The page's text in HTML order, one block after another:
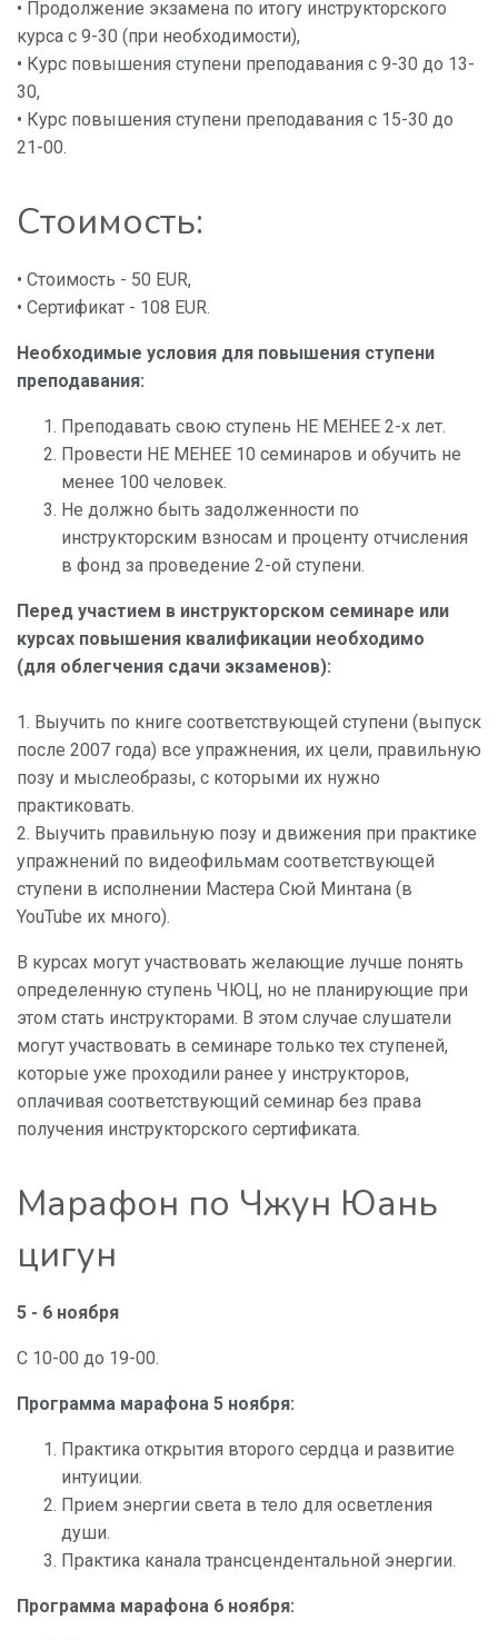
• Продолжение экзамена по итогу инструкторского
курса с 9-30 (при необходимости),
• Курс повышения ступени преподавания с 9-30 до 13-
30,
• Курс повышения ступени преподавания с 15-30 до
21-00.
Стоимость:
• Стоимость - 50 EUR,
• Сертификат - 108 EUR.
Необходимые условия для повышения ступени
преподавания:
Преподавать свою ступень НЕ МЕНЕЕ 2-х лет.
Провести НЕ МЕНЕЕ 10 семинаров и обучить не
менее 100 человек.
Не должно быть задолженности по
инструкторским взносам и проценту отчисления
в фонд за проведение 2-ой ступени.
Перед участием в инструкторском семинаре или
курсах повышения квалификации необходимо
(для облегчения сдачи экзаменов):
1. Выучить по книге соответствующей ступени (выпуск
после 2007 года) все упражнения, их цели, правильную
позу и мыслеобразы, с которыми их нужно
практиковать.
2. Выучить правильную позу и движения при практике
упражнений по видеофильмам соответствующей
ступени в исполнении Мастера Сюй Минтана (в
YouTube их много).
В курсах могут участвовать желающие лучше понять
определенную ступень ЧЮЦ, но не планирующие при
этом стать инструкторами. В этом случае слушатели
могут участвовать в семинаре только тех ступеней,
которые уже проходили ранее у инструкторов,
оплачивая соответствующий семинар без права
получения инструкторского сертификата.
Марафон по Чжун Юань
цигун
5 - 6 ноября
С 10-00 до 19-00.
Программа марафона 5 ноября:
Практика открытия второго сердца и развитие
интуиции.
Прием энергии света в тело для осветления
души.
Практика канала трансцендентальной энергии.
Программа марафона 6 ноября: